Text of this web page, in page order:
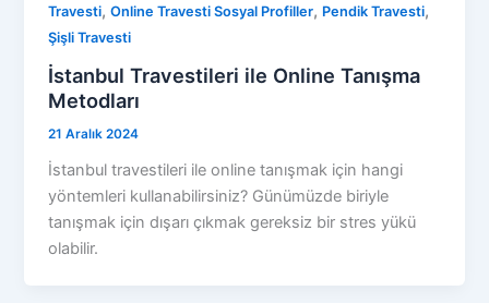
Travesti,Online Travesti Sosyal Profiller, Pendik Travesti,
Şişli Travesti
İstanbul Travestileri ile Online Tanışma
Metodları
21 Aralık 2024
İstanbul travestileri ile online tanışmak için hangi
yöntemleri kullanabilirsiniz? Günümüzde biriyle
tanışmak için dışarı çıkmak gereksiz bir stres yükü
olabilir.